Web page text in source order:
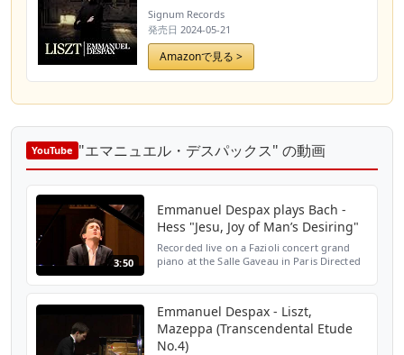
No. 7, Après une lecture du Dante
(Fantasia quasi Sonata) [Radio Edit]
Signum Records
発売日 2024-05-21
Amazonで見る >
YouTube "エマニュエル・デスパックス" の動画
3:50
Emmanuel Despax plays Bach -
Hess "Jesu, Joy of Man’s Desiring"
Recorded live on a Fazioli concert grand
piano at the Salle Gaveau in Paris Directed
Emmanuel Despax - Liszt,
Mazeppa (Transcendental Etude
No.4)